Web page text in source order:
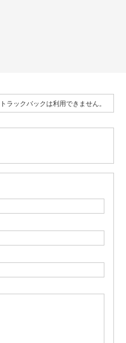
トラックバックは利用できません。